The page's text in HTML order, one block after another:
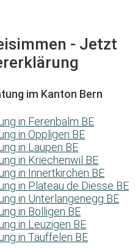
- Jetzt
im Kanton Bern
in Ferenbalm BE
in Oppligen BE
in Laupen BE
in Kriechenwil BE
in Innertkirchen BE
in Plateau de Diesse BE
in Unterlangenegg BE
in Bolligen BE
in Leuzigen BE
in Täuffelen BE